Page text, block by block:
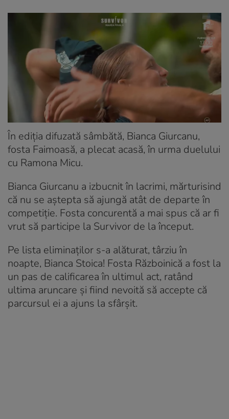
În ediția difuzată sâmbătă, Bianca Giurcanu,
fosta Faimoasă, a plecat acasă, în urma duelului
cu Ramona Micu.
Bianca Giurcanu a izbucnit în lacrimi, mărturisind
că nu se aștepta să ajungă atât de departe în
competiție. Fosta concurentă a mai spus că ar fi
vrut să participe la Survivor de la început.
Pe lista eliminaților s-a alăturat, târziu în
noapte, Bianca Stoica! Fosta Războinică a fost la
un pas de calificarea în ultimul act, ratând
ultima aruncare și fiind nevoită să accepte că
parcursul ei a ajuns la sfârșit.